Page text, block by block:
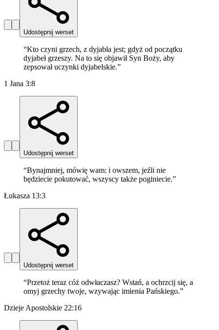
Udostępnij werset
“Kto czyni grzech, z dyjabła jest; gdyż od początku
dyjabeł grzeszy. Na to się objawił Syn Boży, aby
zepsował uczynki dyjabelskie.”
1 Jana 3:8
Udostępnij werset
“Bynajmniej, mówię wam: i owszem, jeźli nie
będziecie pokutować, wszyscy także poginiecie.”
Łukasza 13:3
Udostępnij werset
“Przetoż teraz cóż odwłaczasz? Wstań, a ochrzcij się, a
omyj grzechy twoje, wzywając imienia Pańskiego.”
Dzieje Apostolskie 22:16